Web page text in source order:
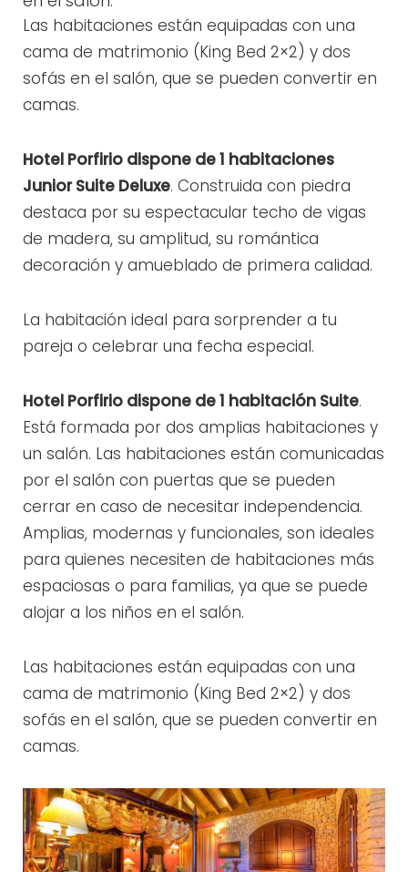
Las habitaciones están equipadas con una
cama de matrimonio (King Bed 2×2) y dos
sofás en el salón, que se pueden convertir en
camas.
Hotel Porfirio dispone de 1 habitaciones
Junior Suite Deluxe. Construida con piedra
destaca por su espectacular techo de vigas
de madera, su amplitud, su romántica
decoración y amueblado de primera calidad.
La habitación ideal para sorprender a tu
pareja o celebrar una fecha especial.
Hotel Porfirio dispone de 1 habitación Suite.
Está formada por dos amplias habitaciones y
un salón. Las habitaciones están comunicadas
por el salón con puertas que se pueden
cerrar en caso de necesitar independencia.
Amplias, modernas y funcionales, son ideales
para quienes necesiten de habitaciones más
espaciosas o para familias, ya que se puede
alojar a los niños en el salón.
Las habitaciones están equipadas con una
cama de matrimonio (King Bed 2×2) y dos
sofás en el salón, que se pueden convertir en
camas.